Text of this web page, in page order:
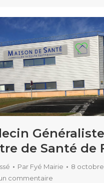
de Santé de
Par Fyé Mairie
8 octobre
commentaire